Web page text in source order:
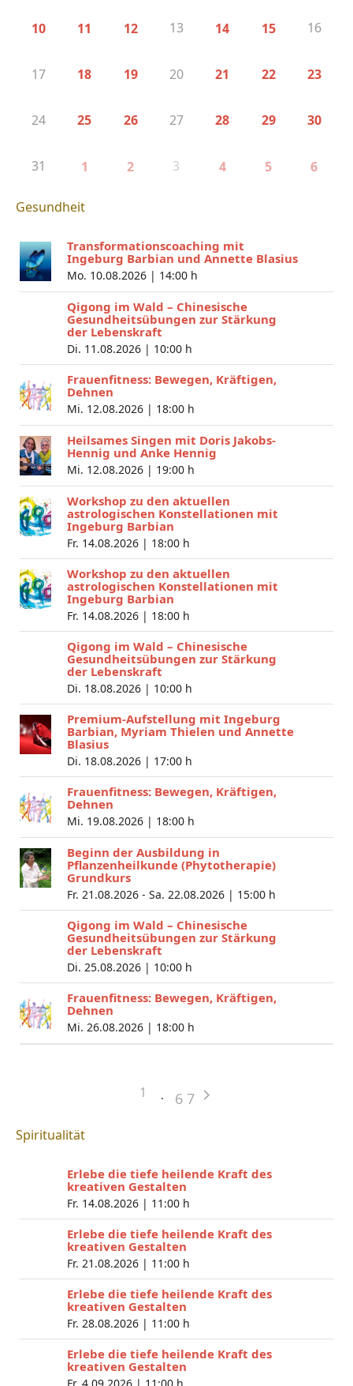
10 11 12 13 14 15 16
17 18 19 20 21 22 23
24 25 26 27 28 29 30
31 1 2 3 4 5 6
Gesundheit
Transformationscoaching mit
Ingeburg Barbian und Annette Blasius
Mo. 10.08.2026 | 14:00 h
Qigong im Wald – Chinesische
Gesundheitsübungen zur Stärkung
der Lebenskraft
Di. 11.08.2026 | 10:00 h
Frauenfitness: Bewegen, Kräftigen,
Dehnen
Mi. 12.08.2026 | 18:00 h
Heilsames Singen mit Doris Jakobs-
Hennig und Anke Hennig
Mi. 12.08.2026 | 19:00 h
Workshop zu den aktuellen
astrologischen Konstellationen mit
Ingeburg Barbian
Fr. 14.08.2026 | 18:00 h
Workshop zu den aktuellen
astrologischen Konstellationen mit
Ingeburg Barbian
Fr. 14.08.2026 | 18:00 h
Qigong im Wald – Chinesische
Gesundheitsübungen zur Stärkung
der Lebenskraft
Di. 18.08.2026 | 10:00 h
Premium-Aufstellung mit Ingeburg
Barbian, Myriam Thielen und Annette
Blasius
Di. 18.08.2026 | 17:00 h
Frauenfitness: Bewegen, Kräftigen,
Dehnen
Mi. 19.08.2026 | 18:00 h
Beginn der Ausbildung in
Pflanzenheilkunde (Phytotherapie)
Grundkurs
Fr. 21.08.2026 - Sa. 22.08.2026 | 15:00 h
Qigong im Wald – Chinesische
Gesundheitsübungen zur Stärkung
der Lebenskraft
Di. 25.08.2026 | 10:00 h
Frauenfitness: Bewegen, Kräftigen,
Dehnen
Mi. 26.08.2026 | 18:00 h
1 6 7
Spiritualität
Erlebe die tiefe heilende Kraft des
kreativen Gestalten
Fr. 14.08.2026 | 11:00 h
Erlebe die tiefe heilende Kraft des
kreativen Gestalten
Fr. 21.08.2026 | 11:00 h
Erlebe die tiefe heilende Kraft des
kreativen Gestalten
Fr. 28.08.2026 | 11:00 h
Erlebe die tiefe heilende Kraft des
kreativen Gestalten